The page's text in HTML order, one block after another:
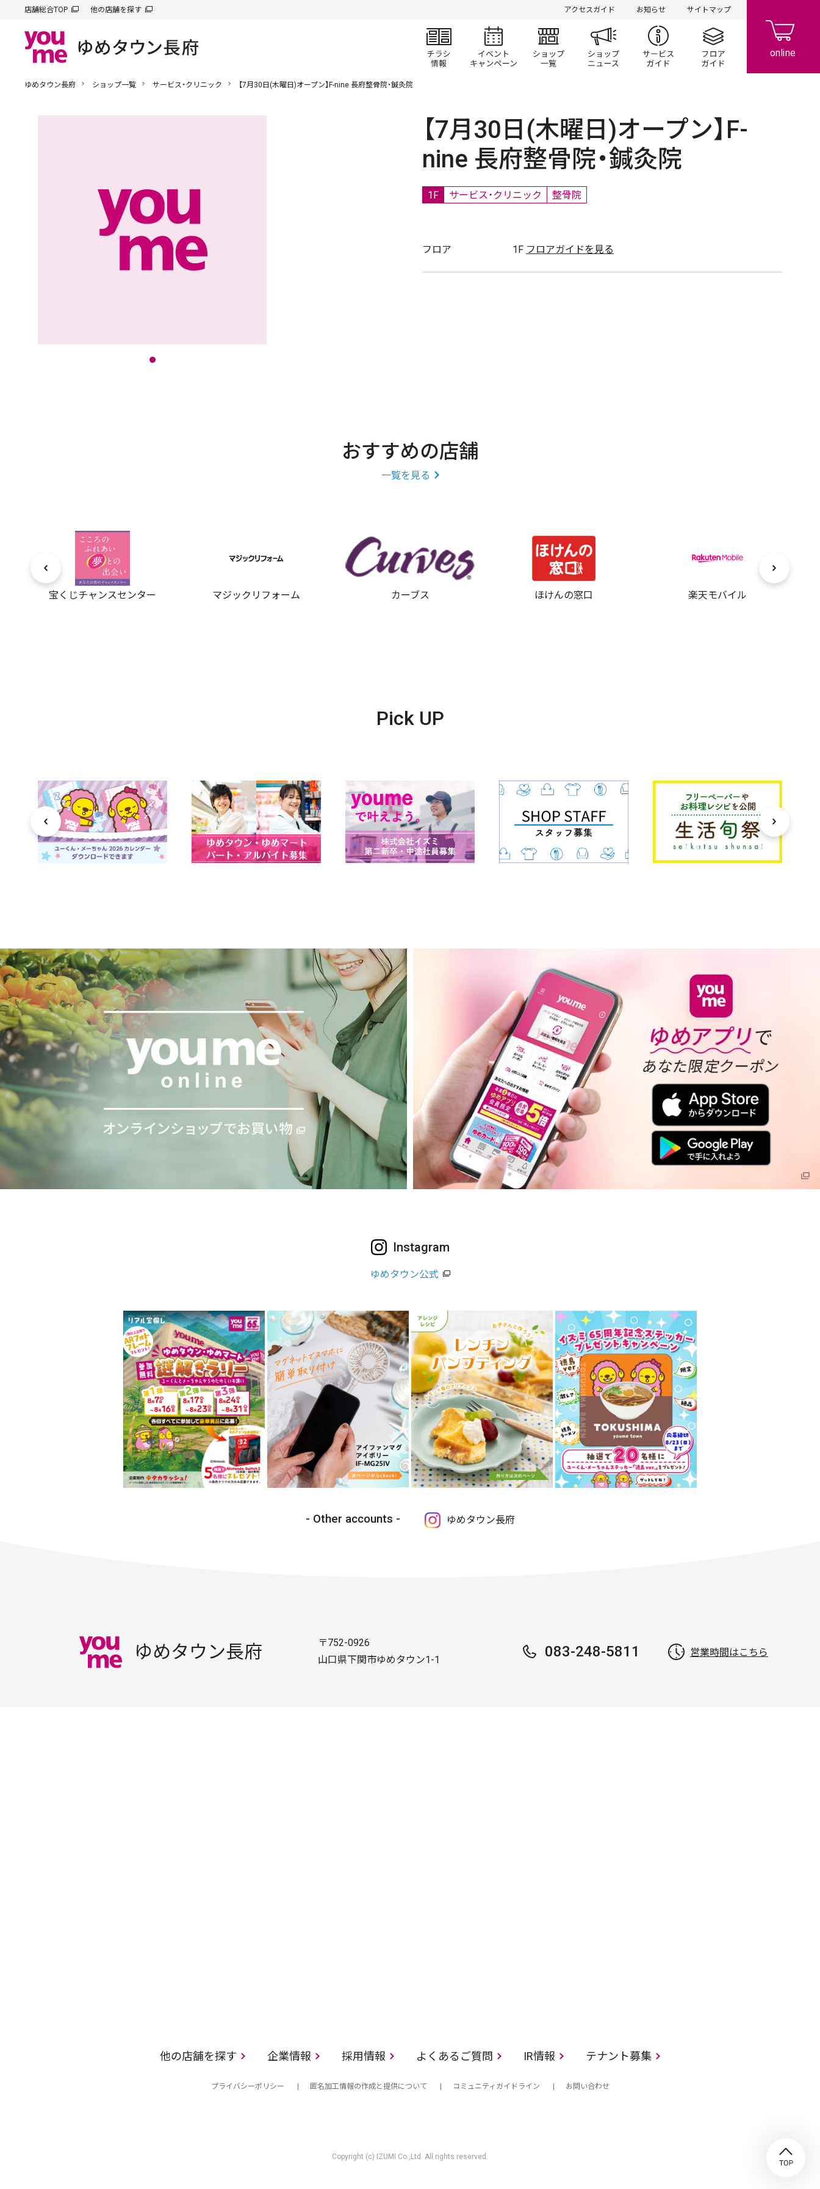
店舗総合TOP 他の店舗を探す アクセスガイド お知らせ サイトマップ
チラシ情報 イベント/キャンペーン
ショップ一覧 ショップニュースサービスガイドフロアガイド
ゆめタウン長府 ショップ一覧 サービス・クリニック 【7月30日(木曜日)オープン】F-nine 長府整骨院・鍼灸院
【7月30日(木曜日)オープン】F-
nine 長府整骨院・鍼灸院
1F サービス・クリニック 整骨院
フロア 1F フロアガイドを見る
おすすめの店舗
一覧を見る
宝くじチャンスセンター マジックリフォーム カーブス ほけんの窓口 楽天モバイル
Pick UP
Instagram
ゆめタウン公式
Other accounts ゆめタウン長府
ゆめタウン長府
〒752-0926
山口県下関市ゆめタウン1-1
083-248-5811 営業時間はこちら
他の店舗を探す 企業情報 採用情報 よくあるご質問 IR情報 テナント募集
プライバシーポリシー 匿名加工情報の作成と提供について コミュニティガイドライン お問い合わせ
Copyright (c) IZUMI Co.,Ltd. All rights reserved.